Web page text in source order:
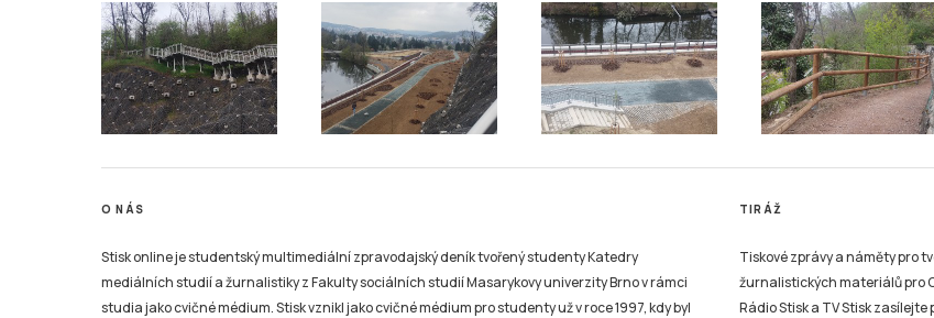
O NÁS
Stisk online je studentský multimediální zpravodajský deník tvořený studenty Katedry
mediálních studií a žurnalistiky z Fakulty sociálních studií Masarykovy univerzity Brno v rámci
studia jako cvičné médium. Stisk vznikl jako cvičné médium pro studenty už v roce 1997, kdy byl
TIRÁŽ
Tiskové zprávy a náměty pro
žurnalistických materiálů pro
Rádio Stisk a TV Stisk zasílejte